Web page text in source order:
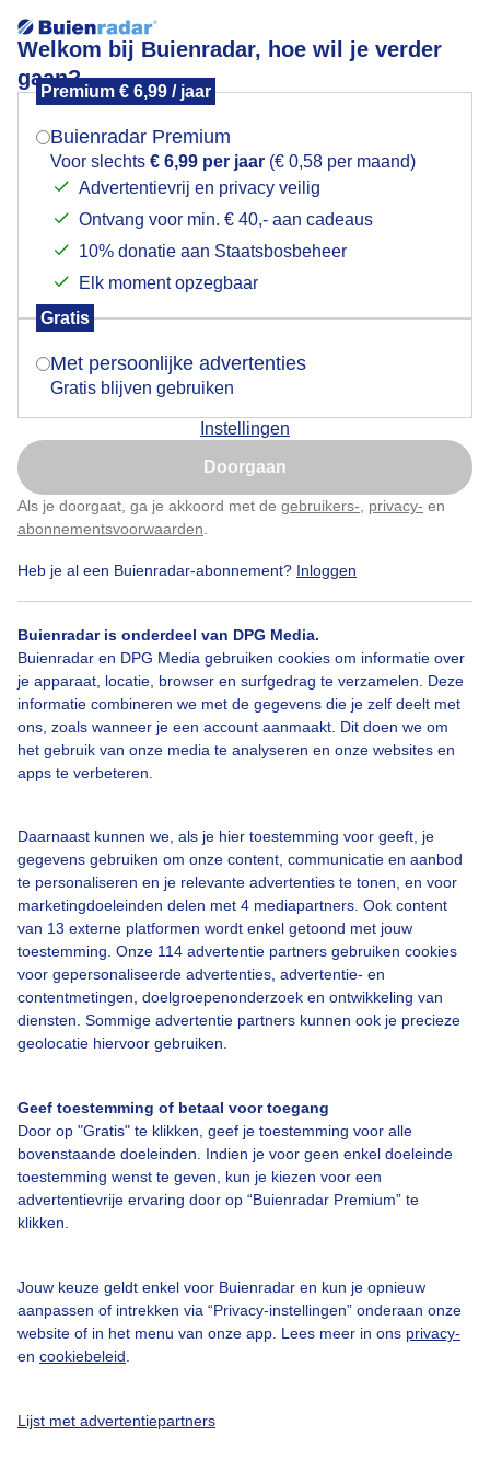
Welkom bij Buienradar, hoe wil je verder
gaan?
Premium € 6,99 / jaar
Buienradar Premium
Voor slechts € 6,99 per jaar (€ 0,58 per maand)
Advertentievrij en privacy veilig
Ontvang voor min. € 40,- aan cadeaus
10% donatie aan Staatsbosbeheer
Elk moment opzegbaar
Gratis
Met persoonlijke advertenties
Gratis blijven gebruiken
Instellingen
Doorgaan
Als je doorgaat, ga je akkoord met de gebruikers- privacy- en
abonnementsvoorwaarden
Heb je al een Buienradar-abonnement? Inloggen
Buienradar is onderdeel van DPG Media.
Buienradar en DPG Media gebruiken cookies om informatie over
je apparaat, locatie, browser en surfgedrag te verzamelen. Deze
informatie combineren we met de gegevens die je zelf deelt met
ons, zoals wanneer je een account aanmaakt. Dit doen we om
het gebruik van onze media te analyseren en onze websites en
apps te verbeteren.
Daarnaast kunnen we, als je hier toestemming voor geeft, je
gegevens gebruiken om onze content, communicatie en aanbod
te personaliseren en je relevante advertenties te tonen, en voor
marketingdoeleinden delen met 4 mediapartners. Ook content
van 13 externe platformen wordt enkel getoond met jouw
toestemming. Onze 114 advertentie partners gebruiken cookies
voor gepersonaliseerde advertenties, advertentie- en
contentmetingen, doelgroepenonderzoek en ontwikkeling van
diensten. Sommige advertentie partners kunnen ook je precieze
geolocatie hiervoor gebruiken.
Geef toestemming of betaal voor toegang
Door op "Gratis" te klikken, geef je toestemming voor alle
bovenstaande doeleinden. Indien je voor geen enkel doeleinde
toestemming wenst te geven, kun je kiezen voor een
advertentievrije ervaring door op “Buienradar Premium” te
klikken.
Jouw keuze geldt enkel voor Buienradar en kun je opnieuw
aanpassen of intrekken via “Privacy-instellingen” onderaan onze
website of in het menu van onze app. Lees meer in ons privacy-
en cookiebeleid
Lijst met advertentiepartners
Zon en wolken
Zon Wolken
Een moment geduld aub...
Over Buienradar
Bedrijfsgegevens
Veelgestelde vragen
Toegankelijkheid
Gebruikersvoorwaarden
Adverteren
Mogen we je locatie gebruiken voor het
Indien je hier nog geen akkoord op hebt gegeven,
verschijnt er zo een pop-up uit je browser waarin
Is goed, toon de popup
Nu niet, misschien later
Klik hierom dit aan te passen